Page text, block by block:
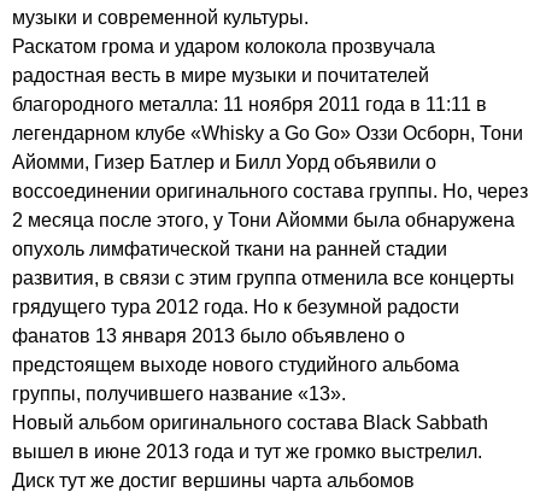
музыки и современной культуры.
Раскатом грома и ударом колокола прозвучала
радостная весть в мире музыки и почитателей
благородного металла: 11 ноября 2011 года в 11:11 в
легендарном клубе «Whisky a Go Go» Оззи Осборн, Тони
Айомми, Гизер Батлер и Билл Уорд объявили о
воссоединении оригинального состава группы. Но, через
2 месяца после этого, у Тони Айомми была обнаружена
опухоль лимфатической ткани на ранней стадии
развития, в связи с этим группа отменила все концерты
грядущего тура 2012 года. Но к безумной радости
фанатов 13 января 2013 было объявлено о
предстоящем выходе нового студийного альбома
группы, получившего название «13».
Новый альбом оригинального состава Black Sabbath
вышел в июне 2013 года и тут же громко выстрелил.
Диск тут же достиг вершины чарта альбомов